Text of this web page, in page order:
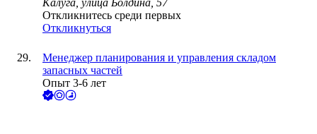
Калуга, улица Болдина, 57
Откликнитесь среди первых
Откликнуться
Менеджер планирования и управления складом
запасных частей
Опыт 3-6 лет